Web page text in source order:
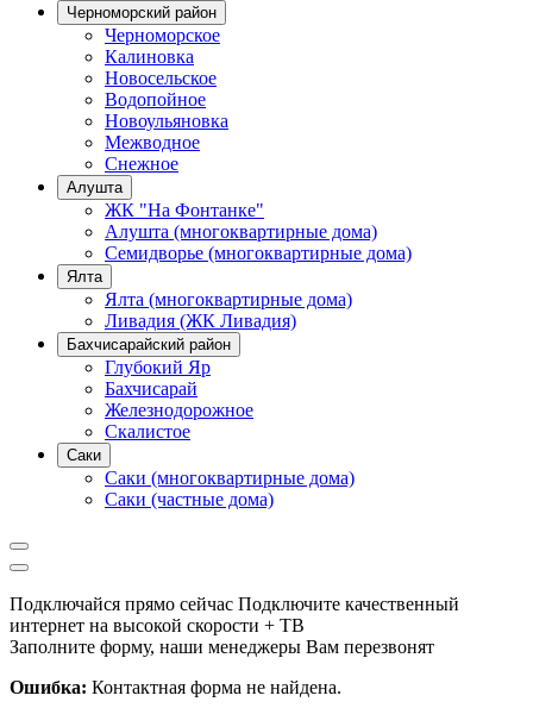
Черноморский район
Черноморское
Калиновка
Новосельское
Водопойное
Новоульяновка
Межводное
Снежное
Алушта
ЖК "На Фонтанке"
Алушта (многоквартирные дома)
Семидворье (многоквартирные дома)
Ялта
Ялта (многоквартирные дома)
Ливадия (ЖК Ливадия)
Бахчисарайский район
Глубокий Яр
Бахчисарай
Железнодорожное
Скалистое
Саки
Саки (многоквартирные дома)
Саки (частные дома)
Подключайся прямо сейчас Подключите качественный
интернет на высокой скорости + ТВ
Заполните форму, наши менеджеры Вам перезвонят
Ошибка: Контактная форма не найдена.